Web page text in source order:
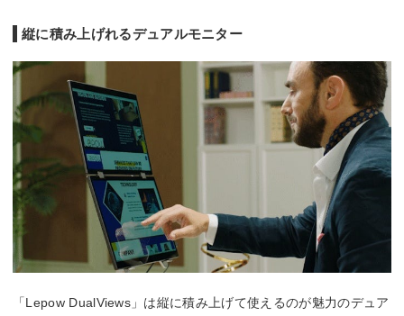
縦に積み上げれるデュアルモニター
「Lepow DualViews」は縦に積み上げて使えるのが魅力のデュア